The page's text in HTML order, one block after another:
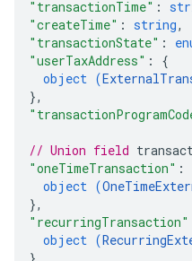
"transactionTime" :
"createTime" : string,
"transactionState" :
"userTaxAddress" : {
object (
},
// Union field
"oneTimeTransaction" :
object (
},
"recurringTransaction"
object (